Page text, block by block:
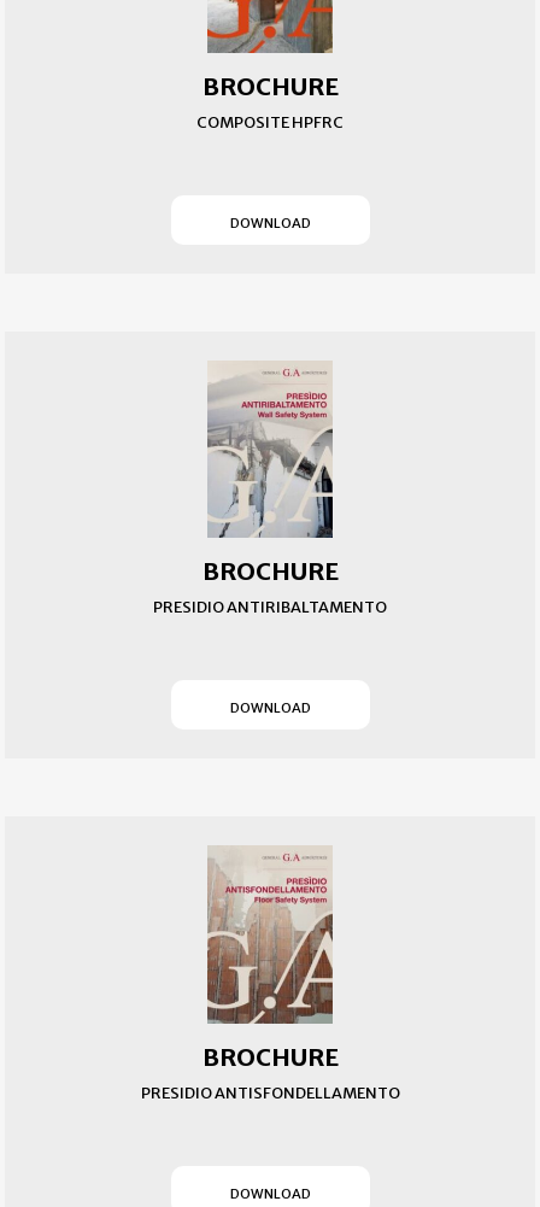
BROCHURE
COMPOSITE HPFRC
DOWNLOAD(SI APRE IN UN NUOVO
BROCHURE
PRESIDIO ANTIRIBALTAMENTO
DOWNLOAD(SI APRE IN UN NUOVO
BROCHURE
PRESIDIO ANTISFONDELLAMENTO
DOWNLOAD(SI APRE IN UN NUOVO